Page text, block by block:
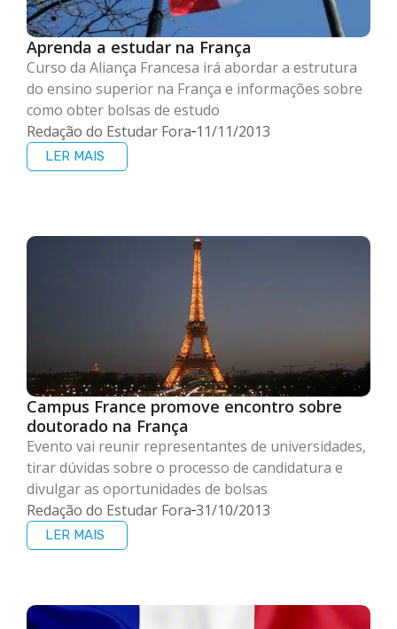
Aprenda a estudar na França
Curso da Aliança Francesa irá abordar a estrutura
do ensino superior na França e informações sobre
como obter bolsas de estudo
Redação do Estudar Fora 11/11/2013
LER MAIS
Campus France promove encontro sobre
doutorado na França
Evento vai reunir representantes de universidades,
tirar dúvidas sobre o processo de candidatura e
divulgar as oportunidades de bolsas
Redação do Estudar Fora 31/10/2013
LER MAIS